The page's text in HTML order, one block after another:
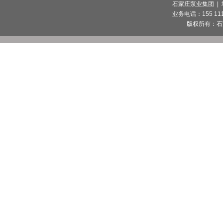
石家庄泵业集团 |
业务电话：155
版权所有：